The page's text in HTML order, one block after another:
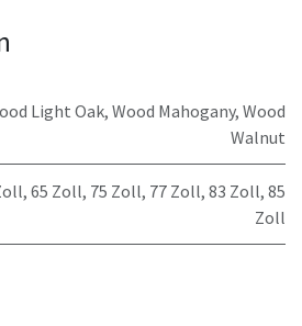
Light Oak, Wood Mahogany, Wood
Walnut
, 65 Zoll, 75 Zoll, 77 Zoll, 83 Zoll, 85
Zoll